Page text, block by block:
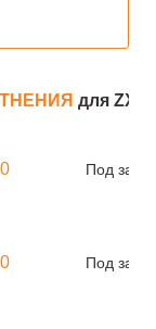
для
Под заказ
Под заказ